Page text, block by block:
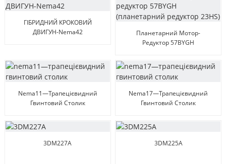
ГІБРИДНИЙ КРОКОВИЙ
ДВИГУН-Nema42
Планетарний Мотор-
Редуктор 57BYGH
Nema11—Трапецієвидний
Гвинтовий Столик
Nema17—Трапецієвидний
Гвинтовий Столик
3DM227A 3DM225A